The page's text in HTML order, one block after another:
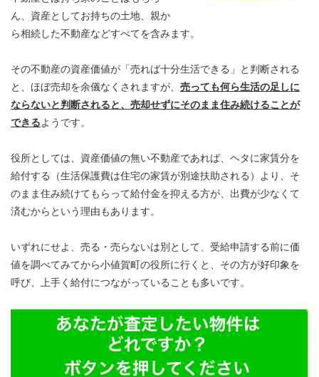
ん、資産としてお持ちの土地、親か
ら相続した不動産などすべてを含みます。
その不動産の資産価値が「売れば十分生活できる」と判断される
と、ほぼ売却を余儀なくされますが、 売っても何ら生活の足しに
ならないと判断されると、売却せずにそのまま住み続けることが
できるようです。
役所としては、資産価値の無い不動産であれば、ヘタに家賃分を
給付する（生活保護費は住宅の家賃が別途扶助される）より、そ
のまま住み続けてもらって給付金を抑える方が、出費が少なくて
済むからという理由もあります。
いずれにせよ、売る・売らないは別として、受給申請する前に価
値を調べてみてから小値賀町の役所に行くと、その方が好印象を
呼び、上手く給付につながっていることも多いです。